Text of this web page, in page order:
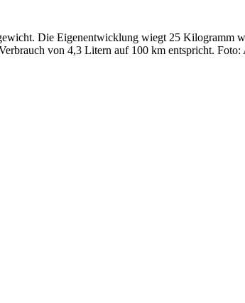
Die Eigenentwicklung wiegt 25 Kilogramm
von 4,3 Litern auf 100 km entspricht. Foto: